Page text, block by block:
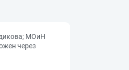
МОиН
через